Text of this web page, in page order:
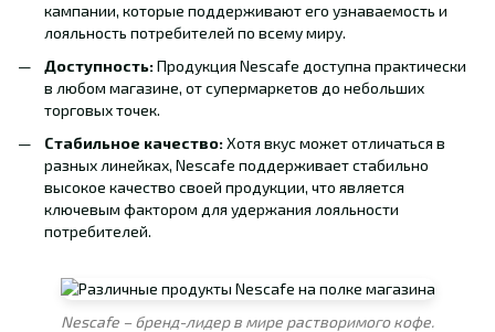
кампании, которые поддерживают его узнаваемость и
лояльность потребителей по всему миру.
Доступность:Продукция Nescafe доступна практически
в любом магазине, от супермаркетов до небольших
торговых точек.
Стабильное качество:Хотя вкус может отличаться в
разных линейках, Nescafe поддерживает стабильно
высокое качество своей продукции, что является
ключевым фактором для удержания лояльности
потребителей.
Nescafe – бренд-лидер в мире растворимого кофе.